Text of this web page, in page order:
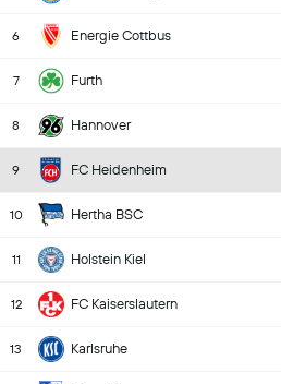
6 Energie Cottbus
7 Furth
8 Hannover
9 FC Heidenheim
10 Hertha BSC
11 Holstein Kiel
12 FC Kaiserslautern
13 Karlsruhe